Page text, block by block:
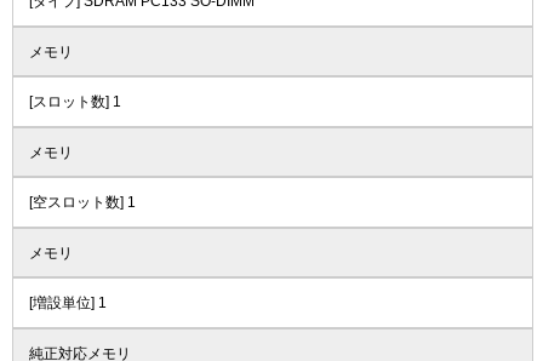
メモリ
[スロット数] 1
メモリ
[空スロット数] 1
メモリ
[増設単位] 1
純正対応メモリ